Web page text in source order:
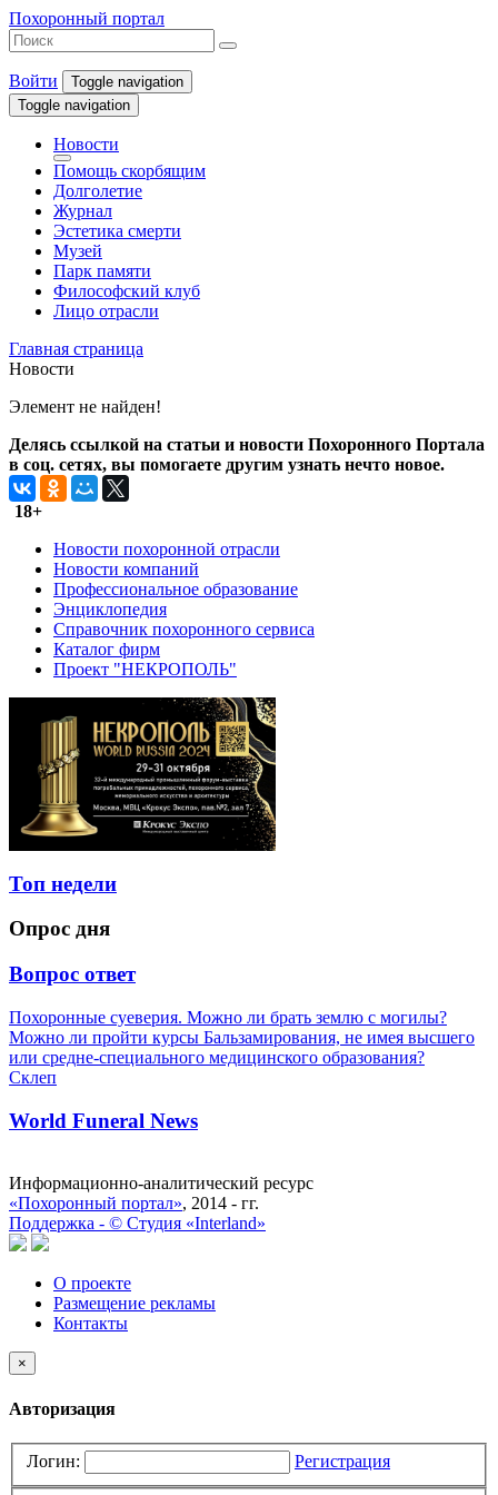
Похоронный портал
Войти
Toggle navigation
Toggle navigation
Новости
Помощь скорбящим
Долголетие
Журнал
Эстетика смерти
Музей
Парк памяти
Философский клуб
Лицо отрасли
Главная страница
Новости
Элемент не найден!
Делясь ссылкой на статьи и новости Похоронного Портала
в соц. сетях, вы помогаете другим узнать нечто новое.
18+
Новости похоронной отрасли
Новости компаний
Профессиональное образование
Энциклопедия
Справочник похоронного сервиса
Каталог фирм
Проект "НЕКРОПОЛЬ"
Топ недели
Опрос дня
Вопрос ответ
Похоронные суеверия. Можно ли брать землю с могилы?
Можно ли пройти курсы Бальзамирования, не имея высшего
или средне-специального медицинского образования?
Склеп
World Funeral News
Информационно-аналитический ресурс
«Похоронный портал», 2014 - гг.
Поддержка - © Cтудия «Interland»
О проекте
Размещение рекламы
Контакты
×
Авторизация
Логин: Регистрация